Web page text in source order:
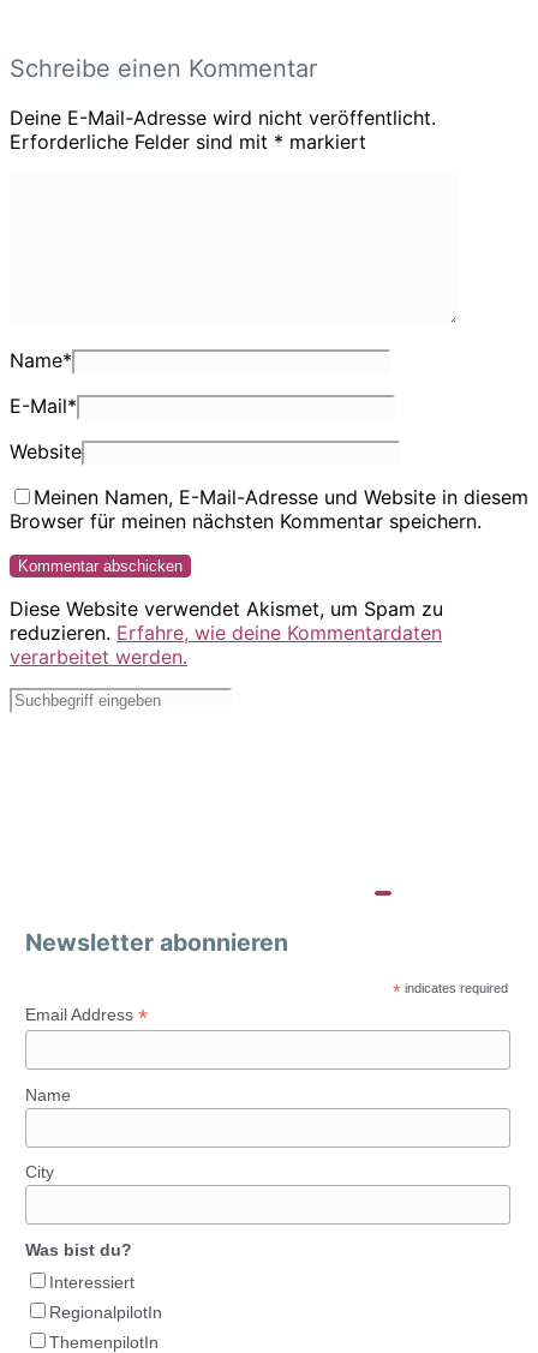
Schreibe einen Kommentar
Deine E-Mail-Adresse wird nicht veröffentlicht.
Erforderliche Felder sind mit * markiert
Name*
E-Mail*
Website
Meinen Namen, E-Mail-Adresse und Website in diesem
Browser für meinen nächsten Kommentar speichern.
Diese Website verwendet Akismet, um Spam zu
reduzieren. Erfahre, wie deine Kommentardaten
verarbeitet werden.
Newsletter abonnieren
* indicates required
Email Address *
Name
City
Was bist du?
Interessiert
RegionalpilotIn
ThemenpilotIn